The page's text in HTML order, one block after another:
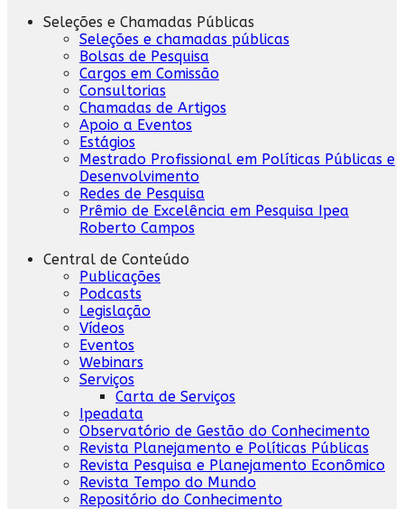
Seleções e Chamadas Públicas
Seleções e chamadas públicas
Bolsas de Pesquisa
Cargos em Comissão
Consultorias
Chamadas de Artigos
Apoio a Eventos
Estágios
Mestrado Profissional em Políticas Públicas e
Desenvolvimento
Redes de Pesquisa
Prêmio de Excelência em Pesquisa Ipea
Roberto Campos
Central de Conteúdo
Publicações
Podcasts
Legislação
Vídeos
Eventos
Webinars
Serviços
Carta de Serviços
Ipeadata
Observatório de Gestão do Conhecimento
Revista Planejamento e Políticas Públicas
Revista Pesquisa e Planejamento Econômico
Revista Tempo do Mundo
Repositório do Conhecimento